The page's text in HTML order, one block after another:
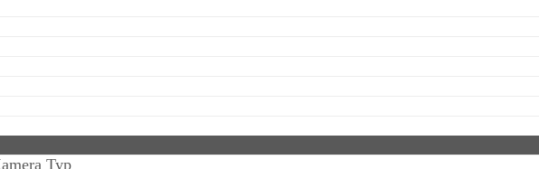
Typ